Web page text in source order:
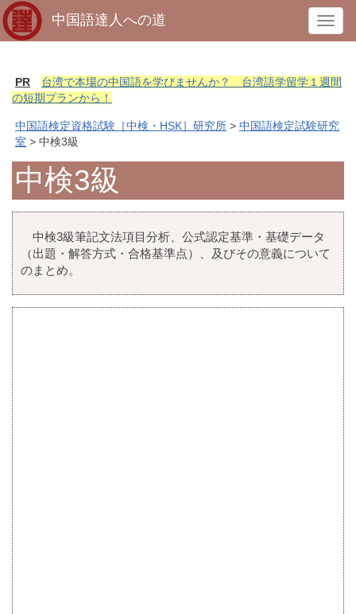
T
o
g
n
i
n
中国語達人への道
PR
台湾で本場の中国語を学びませんか？ 台湾語学留学１週間
の短期プランから！
中国語検定資格試験［中検・HSK］研究所 > 中国語検定試験研究
室 > 中検3級
中検3級
中検3級筆記文法項目分析、公式認定基準・基礎データ
（出題・解答方式・合格基準点）、及びその意義について
のまとめ。